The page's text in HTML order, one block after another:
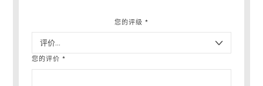
您的评级 *
您的评价*